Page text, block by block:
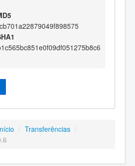
/ Transferências /